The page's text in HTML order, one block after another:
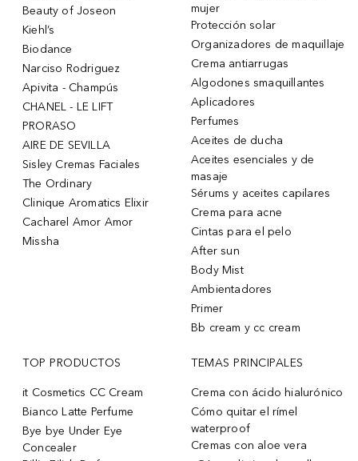
Beauty of Joseon
Kiehl’s
Biodance
Narciso Rodriguez
Apivita - Champús
CHANEL - LE LIFT
PRORASO
AIRE DE SEVILLA
Sisley Cremas Faciales
The Ordinary
Clinique Aromatics Elixir
Cacharel Amor Amor
Missha
mujer
Protección solar
Organizadores de maquillaje
Crema antiarrugas
Algodones smaquillantes
Aplicadores
Perfumes
Aceites de ducha
Aceites esenciales y de
masaje
Sérums y aceites capilares
Crema para acne
Cintas para el pelo
After sun
Body Mist
Ambientadores
Primer
Bb cream y cc cream
TOP PRODUCTOS
it Cosmetics CC Cream
Bianco Latte Perfume
Bye bye Under Eye
Concealer
TEMAS PRINCIPALES
Crema con ácido hialurónico
Cómo quitar el rímel
waterproof
Cremas con aloe vera